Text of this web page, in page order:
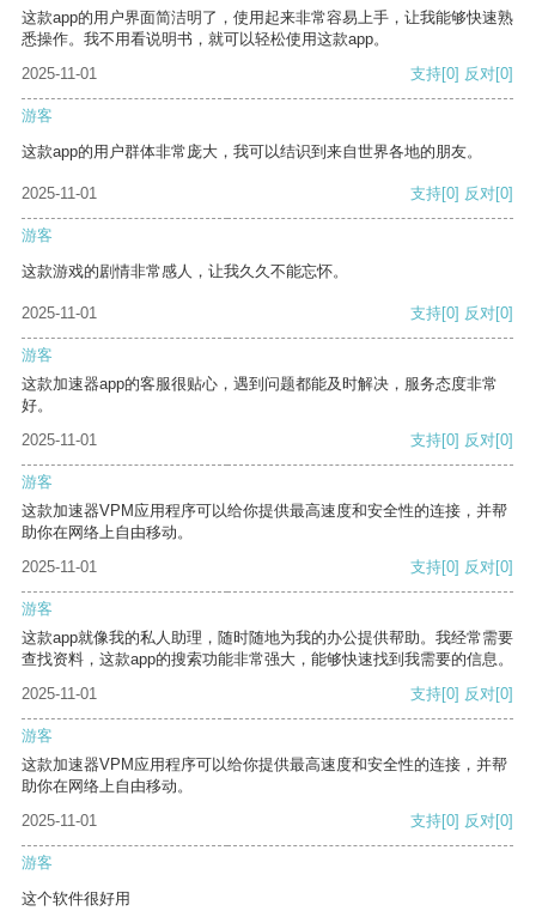
这款app的用户界面简洁明了，使用起来非常容易上手，让我能够快速熟
悉操作。我不用看说明书，就可以轻松使用这款app。
2025-11-01
支持[0] 反对[0]
游客
这款app的用户群体非常庞大，我可以结识到来自世界各地的朋友。
2025-11-01 支持[0] 反对[0]
游客
这款游戏的剧情非常感人，让我久久不能忘怀。
2025-11-01 支持[0] 反对[0]
游客
这款加速器app的客服很贴心，遇到问题都能及时解决，服务态度非常
好。
2025-11-01
支持[0] 反对[0]
游客
这款加速器VPM应用程序可以给你提供最高速度和安全性的连接，并帮
助你在网络上自由移动。
2025-11-01
支持[0] 反对[0]
游客
这款app就像我的私人助理，随时随地为我的办公提供帮助。我经常需要
查找资料，这款app的搜索功能非常强大，能够快速找到我需要的信息。
2025-11-01
支持[0] 反对[0]
游客
这款加速器VPM应用程序可以给你提供最高速度和安全性的连接，并帮
助你在网络上自由移动。
2025-11-01
支持[0] 反对[0]
游客
这个软件很好用